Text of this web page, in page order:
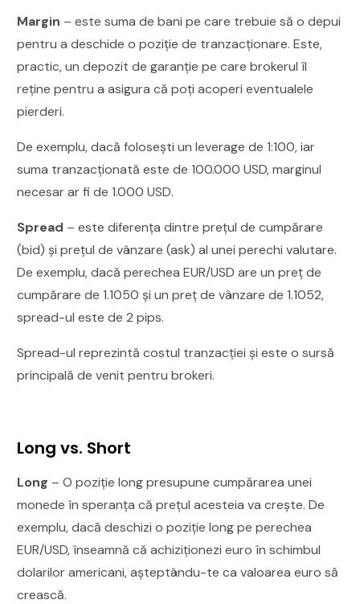
Margin – este suma de bani pe care trebuie să o depui
pentru a deschide o poziție de tranzacționare. Este,
practic, un depozit de garanție pe care brokerul îl
reține pentru a asigura că poți acoperi eventualele
pierderi.
De exemplu, dacă folosești un leverage de 1:100, iar
suma tranzacționată este de 100.000 USD, marginul
necesar ar fi de 1.000 USD.
Spread – este diferența dintre prețul de cumpărare
(bid) și prețul de vânzare (ask) al unei perechi valutare.
De exemplu, dacă perechea EUR/USD are un preț de
cumpărare de 1.1050 și un preț de vânzare de 1.1052,
spread-ul este de 2 pips.
Spread-ul reprezintă costul tranzacției și este o sursă
principală de venit pentru brokeri.
Long vs. Short
Long – O poziție long presupune cumpărarea unei
monede în speranța că prețul acesteia va crește. De
exemplu, dacă deschizi o poziție long pe perechea
EUR/USD, înseamnă că achiziționezi euro în schimbul
dolarilor americani, așteptându-te ca valoarea euro să
crească.